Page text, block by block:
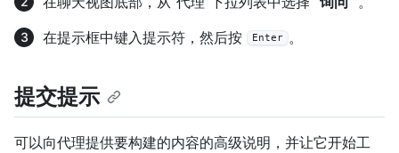
在提示框中键入提示符，然后按
Enter 。
提交提示
可以向代理提供要构建的内容的高级说明，并让它开始工